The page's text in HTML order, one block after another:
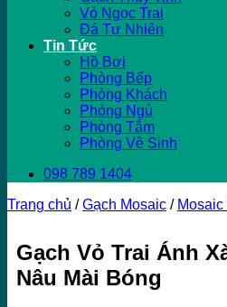
Vỏ Ngọc Trai
Đá Tự Nhiên
Tin Tức
Hồ Bơi
Phòng Bếp
Phòng Khách
Phòng Ngủ
Phòng Tắm
Phòng Vệ Sinh
098 789 1404
Trang chủ / Gạch Mosaic /
Gạch Vỏ Trai Ánh
Nâu Mài Bóng